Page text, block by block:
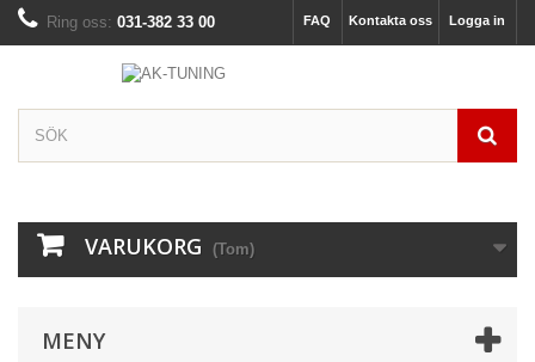
Logga in
Kontakta oss
FAQ
Ring oss: 031-382 33 00
VARUKORG (Tom)
MENY